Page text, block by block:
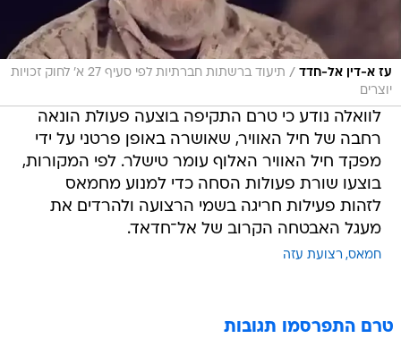
עז א-דין אל-חדד /
תיעוד ברשתות חברתיות לפי סעיף 27 א' לחוק זכויות
יוצרים
לוואלה נודע כי טרם התקיפה בוצעה פעולת הונאה
רחבה של חיל האוויר, שאושרה באופן פרטני על ידי
מפקד חיל האוויר האלוף עומר טישלר. לפי המקורות,
בוצעו שורת פעולות הסחה כדי למנוע מחמאס
לזהות פעילות חריגה בשמי הרצועה ולהרדים את
מעגל האבטחה הקרוב של אל־חדאד.
חמאס רצועת עזה
טרם התפרסמו תגובות